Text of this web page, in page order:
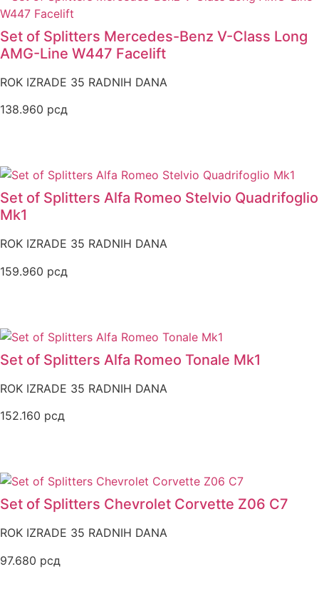
Set of Splitters Mercedes-Benz V-Class Long
AMG-Line W447 Facelift
ROK IZRADE 35 RADNIH DANA
138.960 рсд
Set of Splitters Alfa Romeo Stelvio Quadrifoglio
Mk1
ROK IZRADE 35 RADNIH DANA
159.960 рсд
Set of Splitters Alfa Romeo Tonale Mk1
ROK IZRADE 35 RADNIH DANA
152.160 рсд
Set of Splitters Chevrolet Corvette Z06 C7
ROK IZRADE 35 RADNIH DANA
97.680 рсд